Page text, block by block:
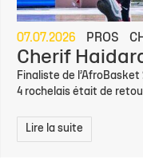
07.07.2026 PROS
Cherif
Finaliste de
4 rochelais était de
Lire la suite